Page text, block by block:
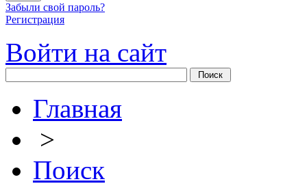
Забыли свой пароль?
Регистрация
Войти на сайт
Главная
>
Поиск